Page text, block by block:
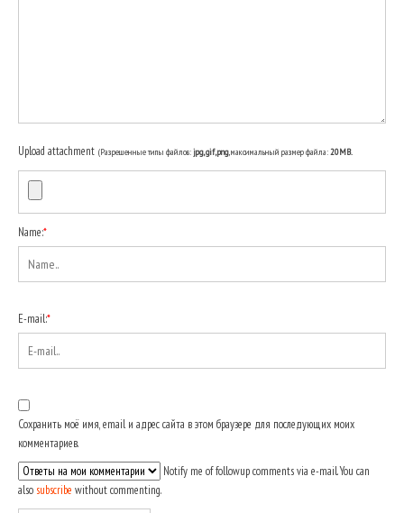
Upload attachment (Разрешенные типы файлов:jpg, gif, png, максимальный размер файла:20MB.
Name:*
E-mail:*
Сохранить моё имя, email и адрес сайта в этом браузере для последующих моих
комментариев.
Notify me of followup comments via e-mail. You can
also subscribe without commenting.